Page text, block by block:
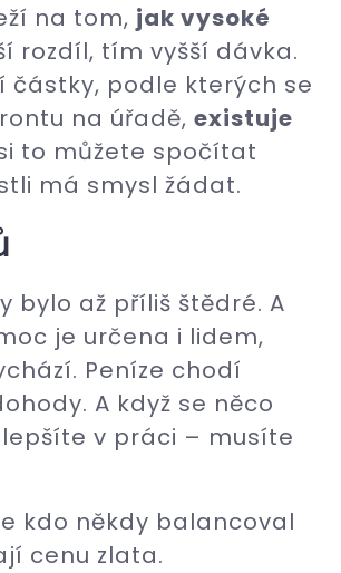
na tom, jak vysoké
rozdíl, tím vyšší dávka.
částky, podle kterých se
na úřadě, existuje
to můžete spočítat
má smysl žádat.
bylo až příliš štědré. A
je určena i lidem,
Peníze chodí
A když se něco
v práci – musíte
kdo někdy balancoval
cenu zlata.